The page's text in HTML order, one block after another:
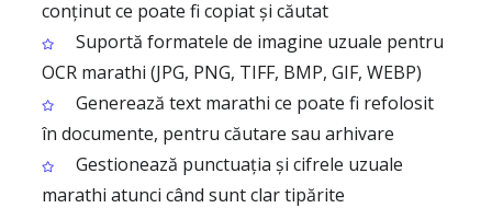
conținut ce poate fi copiat și căutat
Suportă formatele de imagine uzuale pentru
OCR marathi (JPG, PNG, TIFF, BMP, GIF, WEBP)
Generează text marathi ce poate fi refolosit
în documente, pentru căutare sau arhivare
Gestionează punctuația și cifrele uzuale
marathi atunci când sunt clar tipărite